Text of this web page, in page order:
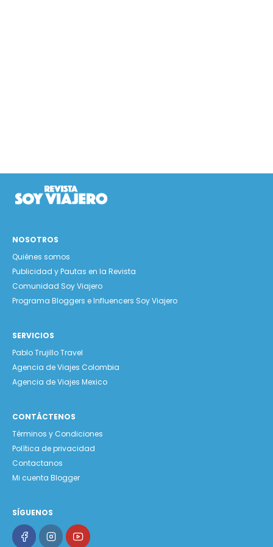
NOSOTROS
Quiénes somos
Publicidad y Pautas en la Revista
Comunidad Soy Viajero
Programa Bloggers e Influencers Soy Viajero
SERVICIOS
Pablo Trujillo Travel
Agencia de Viajes Colombia
Agencia de Viajes Mexico
CONTÁCTENOS
Términos y Condiciones
Política de privacidad
Contactanos
Mi cuenta Blogger
SÍGUENOS